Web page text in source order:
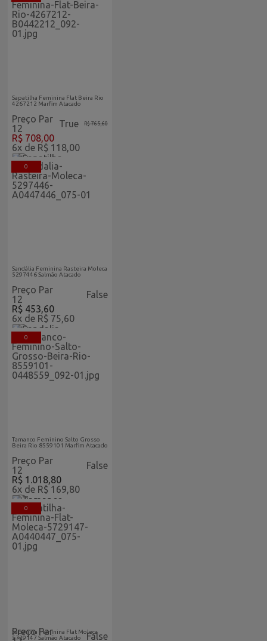
Sapatilha Feminina Flat Beira Rio
4267212 Marfim Atacado
Preço Par
12
True R$ 765,60
R$ 708,00
6x de R$ 118,00
0
Sandália Feminina Rasteira Moleca
5297446 Salmão Atacado
Preço Par
12
False
R$ 453,60
6x de R$ 75,60
0
Tamanco Feminino Salto Grosso
Beira Rio 8559101 Marfim Atacado
Preço Par
12
False
R$ 1.018,80
6x de R$ 169,80
0
Sapatilha Feminina Flat Moleca
5729147 Salmão Atacado
Preço Par
False